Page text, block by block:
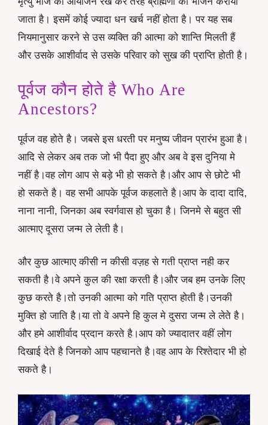
जाता है। इसमें कोई ज्यादा धन खर्च नहीं होता है। पर यह सब
नियमानुसार करने से उस व्यक्ति की आत्मा को शान्ति मिलती हैं
और उसके आशीर्वाद से उसके परिवार को सुख की प्राप्ति होती है।
पूर्वज कौन होते है Who Are
Ancestors?
पूर्वज वह होते है। जबसे इस धरती पर मनुष्य जीवन प्रारंभ हुआ है।
आदि से लेकर अब तक जो भी पैदा हुए और अब वे इस दुनिया मे
नहीं है।वह लोग आप से बड़े भी हो सकते है।और आप से छोटे भी
हो सकते है। वह सभी आपके पूर्वज कहलाते है।आप के दादा दादि,
नाना नानी, जिनका अब स्वर्गवास हो चुका है। जिनमे से बहुत सी
आत्माए दूसरा जन्म ले लेती है।
और कुछ आत्माए कीसी न कीसी वज़ह से गती प्राप्त नही कर
सकती है।वे अपने कुल की रक्षा करती है।और जब हम उनके लिए
कुछ करते है।तो उनकी आत्मा को गति प्राप्त होती है।उनकी
मुक्ति हो जाति है।या तो वे अपने हि कुल मे दुसरा जन्म ले लेते है।
और हमे आशीर्वाद प्रदान करते है।आप को ज्यादातर वहीं लोग
दिखाई देते है जिनको आप पहचानते है।वह आप के रिश्तेदार भी हो
सकते है।